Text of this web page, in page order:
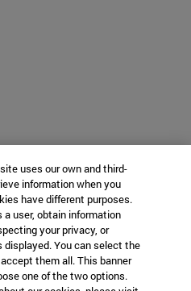
uses our own and third-
information when you
have different purposes.
user, obtain information
your privacy, or
You can select the
them all. This banner
one of the two options.